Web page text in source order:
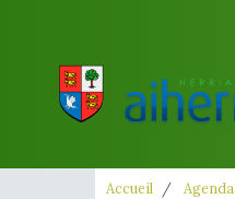
Accueil Agenda